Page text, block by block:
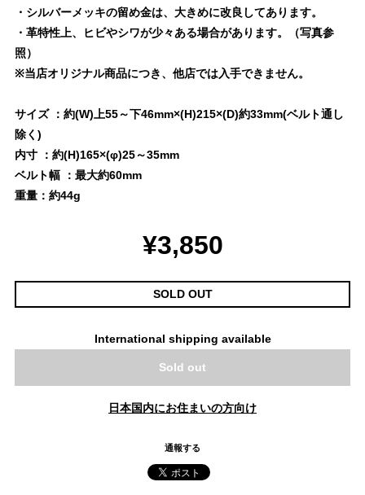
・シルバーメッキの留め金は、大きめに改良してあります。
・革特性上、ヒビやシワが少々ある場合があります。（写真参
照）
※当店オリジナル商品につき、他店では入手できません。
サイズ ：約(W)上55～下46mm×(H)215×(D)約33mm(ベルト通し
除く)
内寸 ：約(H)165×(φ)25～35mm
ベルト幅 ：最大約60mm
重量：約44g
¥3,850
SOLD OUT
International shipping available
Sold out
日本国内にお住まいの方向け
通報する